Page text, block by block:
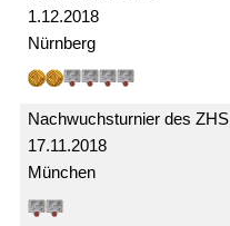
1.12.2018
Nürnberg
17.11.2018
Nachwuchs­turnier des ZHS
München